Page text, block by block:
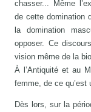
chasser... Même
de cette domination
la domination
opposer. Ce
vision même de la
À l’Antiquité et au
femme, de ce qu’est
Dès lors, sur la